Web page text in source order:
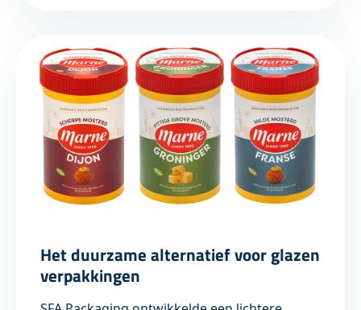
Het duurzame alternatief voor glazen
verpakkingen